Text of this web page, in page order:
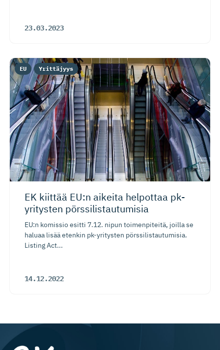
23.03.2023
EK kiittää EU:n aikeita helpottaa pk-
yritysten pörssilis­tau­tumisia
EU:n komissio esitti 7.12. nipun toimenpiteitä, joilla se
haluaa lisää etenkin pk-yritysten pörssilistautumisia.
Listing Act...
14.12.2022
EU Yrittäjyys